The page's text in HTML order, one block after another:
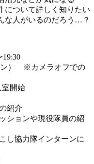
について詳しく知りたい
な人がいるのだろう…？
19:30
ン） ※カメラオフでの
開始
紹介
ョンや現役隊員の紹
協力隊インターンに